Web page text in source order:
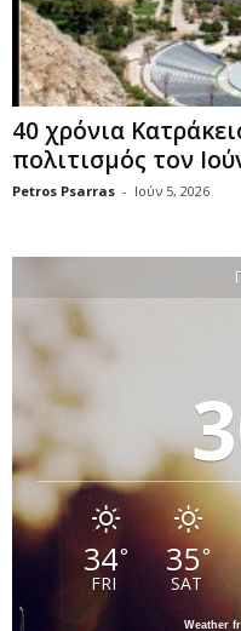
40 χρόνια
πολιτισμός τον
Petros Psarras - Ιούν 5, 2026
34°
FRI
35°
SAT
Weather